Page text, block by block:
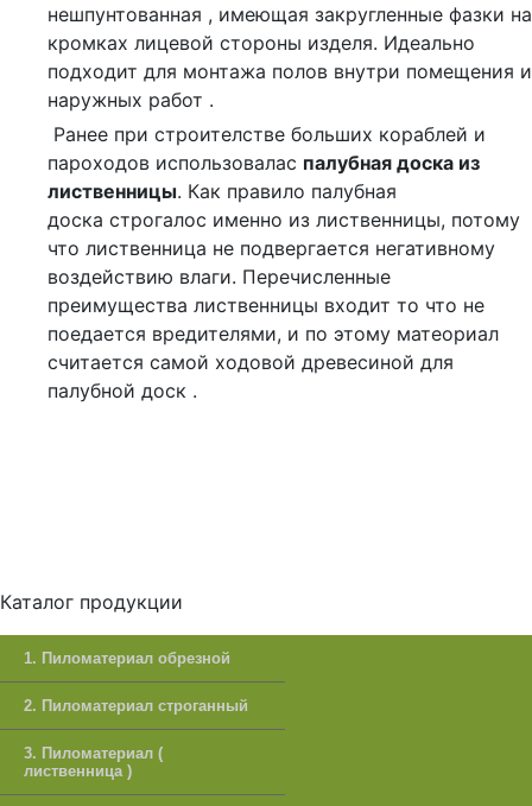
нешпунтованная , имеющая закругленные фазки на
кромках лицевой стороны изделя. Идеально
подходит для монтажа полов внутри помещения и
наружных работ .
Ранее при строителстве больших кораблей и
пароходов использовалас палубная доска из
лиственницы. Как правило палубная
доска строгалос именно из лиственницы, потому
что лиственница не подвергается негативному
воздействию влаги. Перечисленные
преимущества лиственницы входит то что не
поедается вредителями, и по этому матеориал
считается самой ходовой древесиной для
палубной доск .
Каталог продукции
1. Пиломатериал обрезной
2. Пиломатериал строганный
3. Пиломатериал (
лиственница )